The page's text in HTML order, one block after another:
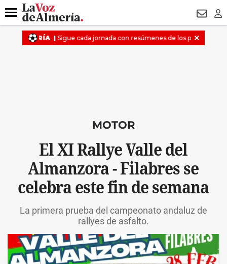
DESTACADO
Menú
MOTOR
El XI Rallye Valle del
Almanzora - Filabres se
celebra este fin de semana
La primera prueba del campeonato andaluz de
rallyes de asfalto.